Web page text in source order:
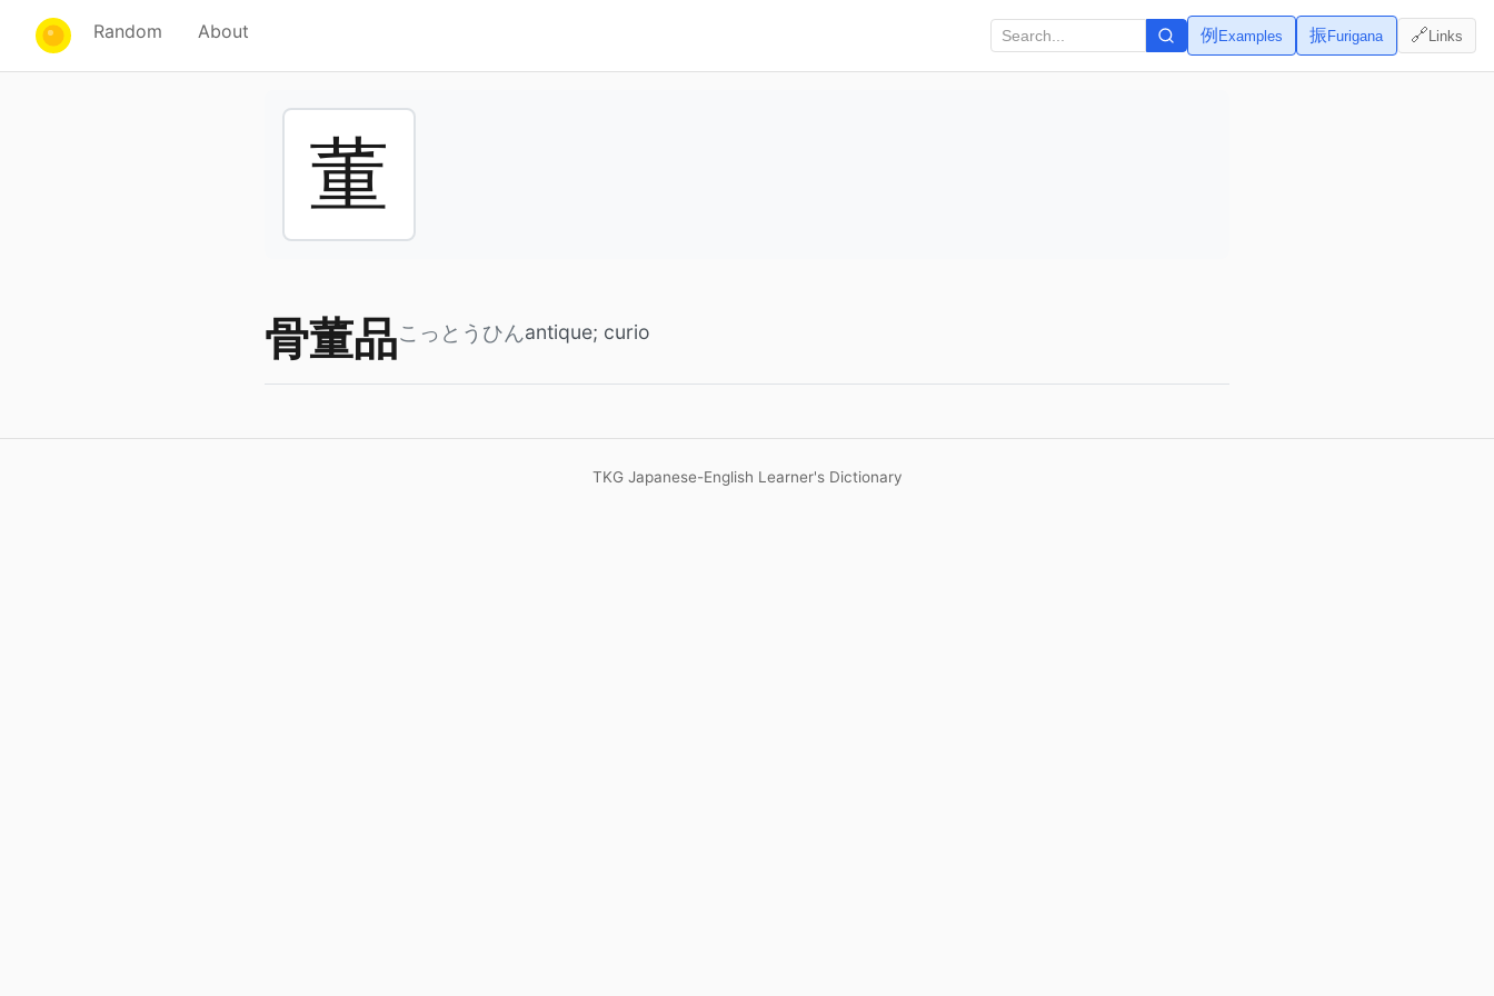
Random About 例 Examples 振Furigana 🔗Links
董
骨董品こっとうひんantique; curio
TKG Japanese-English Learner's Dictionary